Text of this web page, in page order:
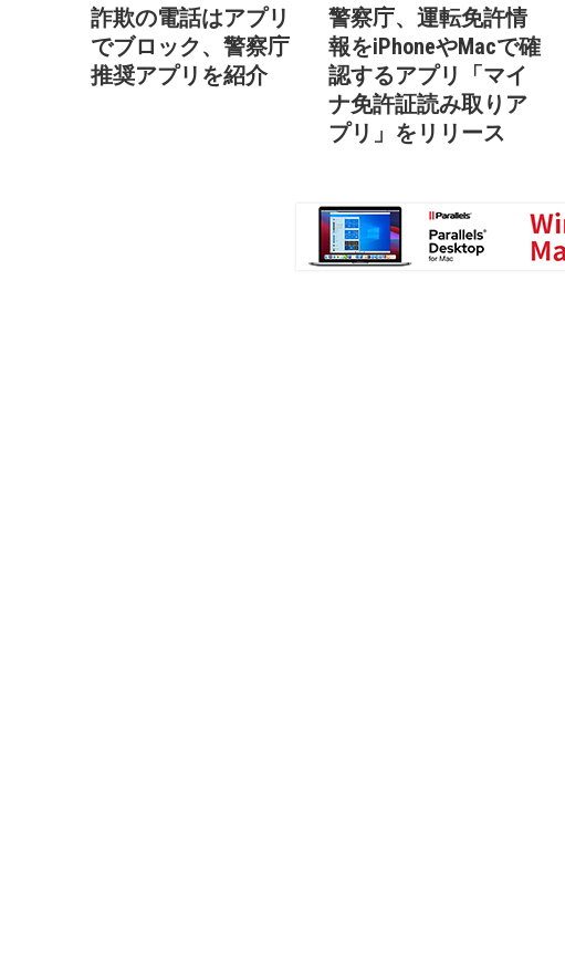
詐欺の電話はアプリ
でブロック、警察庁
推奨アプリを紹介
警察庁、運転免許情
報をiPhoneやMacで確
認するアプリ「マイ
ナ免許証読み取りア
プリ」をリリース